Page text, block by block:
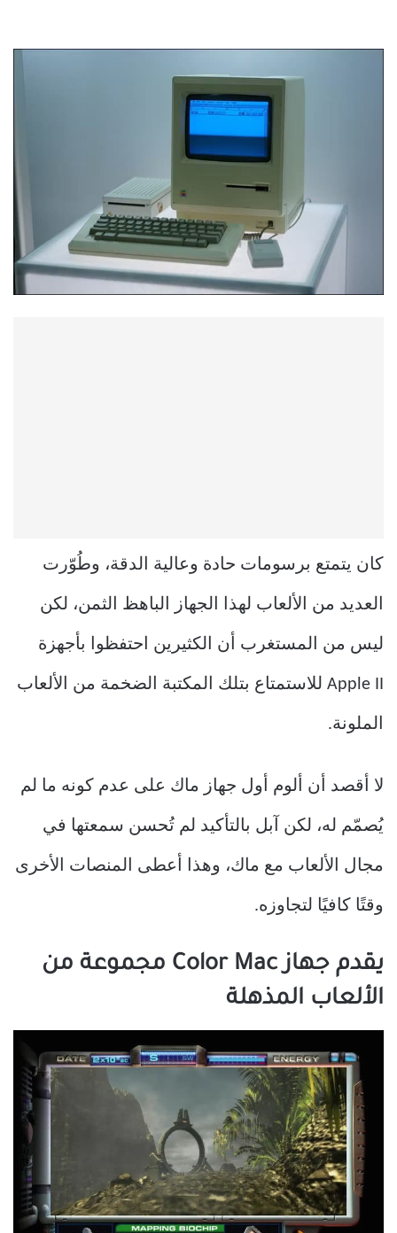
كان يتمتع برسومات حادة وعالية الدقة، وطُوّرت
العديد من الألعاب لهذا الجهاز الباهظ الثمن، لكن
ليس من المستغرب أن الكثيرين احتفظوا بأجهزة
Apple II للاستمتاع بتلك المكتبة الضخمة من الألعاب
الملونة.
لا أقصد أن ألوم أول جهاز ماك على عدم كونه ما لم
يُصمّم له، لكن آبل بالتأكيد لم تُحسن سمعتها في
مجال الألعاب مع ماك، وهذا أعطى المنصات الأخرى
وقتًا كافيًا لتجاوزه.
يقدم جهاز Color Mac مجموعة من
الألعاب المذهلة